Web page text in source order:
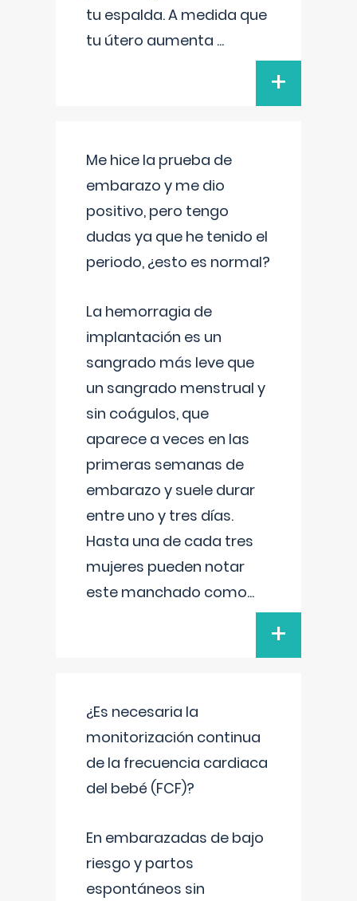
tu espalda. A medida que
tu útero aumenta ...
+
Me hice la prueba de
embarazo y me dio
positivo, pero tengo
dudas ya que he tenido el
periodo, ¿esto es normal?
La hemorragia de
implantación es un
sangrado más leve que
un sangrado menstrual y
sin coágulos, que
aparece a veces en las
primeras semanas de
embarazo y suele durar
entre uno y tres días.
Hasta una de cada tres
mujeres pueden notar
este manchado como...
+
¿Es necesaria la
monitorización continua
de la frecuencia cardiaca
del bebé (FCF)?
En embarazadas de bajo
riesgo y partos
espontáneos sin